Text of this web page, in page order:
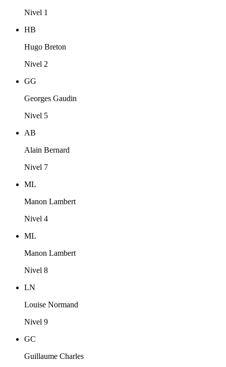
Nivel 1
HB
Hugo Breton
Nivel 2
GG
Georges Gaudin
Nivel 5
AB
Alain Bernard
Nivel 7
ML
Manon Lambert
Nivel 4
ML
Manon Lambert
Nivel 8
LN
Louise Normand
Nivel 9
GC
Guillaume Charles